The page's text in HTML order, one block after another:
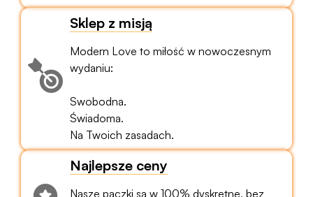
Sklep z misją
Modern Love to miłość w nowoczesnym
wydaniu:
Swobodna.
Świadoma.
Na Twoich zasadach.
Najlepsze ceny
Nasze paczki są w 100% dyskretne, bez